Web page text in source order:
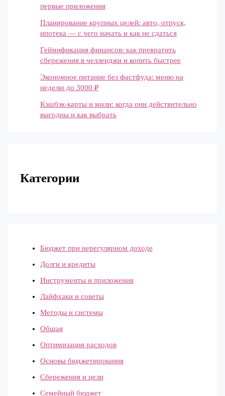
первые приложения
Планирование крупных целей: авто, отпуск,
ипотека — с чего начать и как не сдаться
Геймификация финансов: как превратить
сбережения в челленджи и копить быстрее
Экономное питание без фастфуда: меню на
неделю до 3000 ₽
Кэшбэк-карты и мили: когда они действительно
выгодны и как выбрать
Категории
Бюджет при нерегулярном доходе
Долги и кредиты
Инструменты и приложения
Лайфхаки и советы
Методы и системы
Общая
Оптимизация расходов
Основы бюджетирования
Сбережения и цели
Семейный бюджет